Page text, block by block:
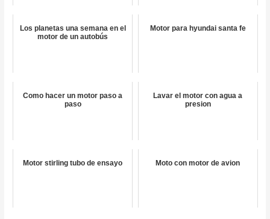
Los planetas una semana en el
motor de un autobús
Motor para hyundai santa fe
Como hacer un motor paso a
paso
Lavar el motor con agua a
presion
Motor stirling tubo de ensayo Moto con motor de avion